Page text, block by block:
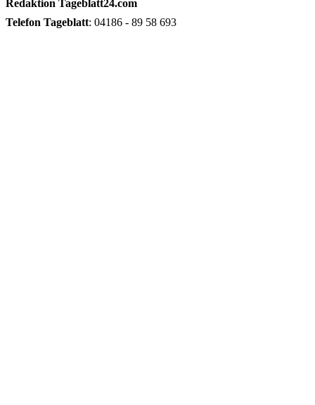
Redaktion Tageblatt24.com
Telefon Tageblatt: 04186 - 89 58 693